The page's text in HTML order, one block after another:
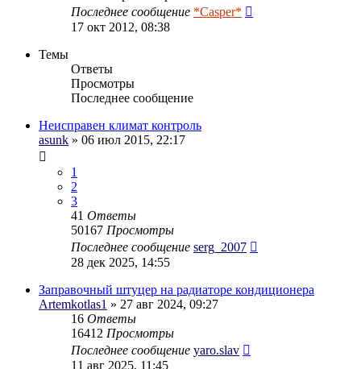
Последнее сообщение *Casper*
17 окт 2012, 08:38
Темы
Ответы
Просмотры
Последнее сообщение
Неисправен климат контроль
asunk » 06 июл 2015, 22:17
1
2
3
41 Ответы
50167 Просмотры
Последнее сообщение serg_2007
28 дек 2025, 14:55
Заправочный штуцер на радиаторе кондиционера
Artemkotlas1 » 27 авг 2024, 09:27
16 Ответы
16412 Просмотры
Последнее сообщение yaro.slav
11 авг 2025, 11:45